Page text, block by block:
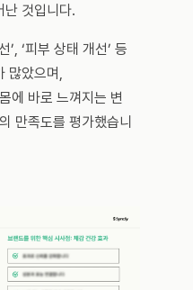
난 것입니다.
’, ‘피부 상태 개선’ 등
많았으며,
에 바로 느껴지는 변
만족도를 평가했습니